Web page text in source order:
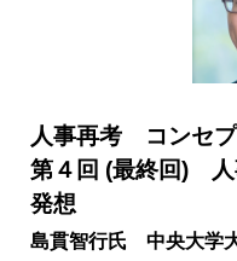
人事再考 コンセ
第４回 (最終回) 人
発想
島貫智行氏 中央大学